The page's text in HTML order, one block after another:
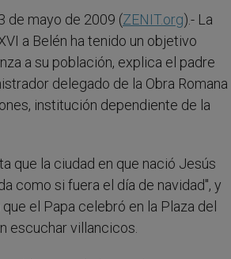
de mayo de 2009 (ZENIT.org).- La
a Belén ha tenido un objetivo
a su población, explica el padre
delegado de la Obra Romana
institución dependiente de la
que la ciudad en que nació Jesús
como si fuera el día de navidad", y
el Papa celebró en la Plaza del
escuchar villancicos.